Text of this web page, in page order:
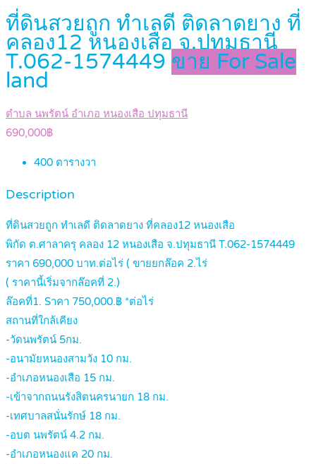
ที่ดินสวยถูก ทำเลดี ติดลาดยาง ที่
คลอง12 หนองเสือ จ.ปทุมธานี
T.062-1574449 ขาย For Sale
land
ตำบล นพรัตน์ อำเภอ หนองเสือ ปทุมธานี
690,000฿
400 ตารางวา
Description
ที่ดินสวยถูก ทำเลดี ติดลาดยาง ที่คลอง12 หนองเสือ
พิกัด ต.ศาลาครุ คลอง 12 หนองเสือ จ.ปทุมธานี T.062-1574449
ราคา 690,000 บาท.ต่อไร่ ( ขายยกล๊อค 2.ไร่
( ราคานี้เริ่มจากล๊อคที่ 2.)
ล๊อคที่1. Sาคา 750,000.฿ *ต่อไร่
สถานที่ใกล้เคียง
-วัดนพรัตน์ 5กม.
-อนามัยหนองสามวัง 10 กม.
-อำเภอหนองเสือ 15 กม.
-เข้าจากถนนรังสิตนครนายก 18 กม.
-เทศบาลสนั่นรักษ์ 18 กม.
-อบต นพรัตน์ 4.2 กม.
-อำเภอหนองแค 20 กม.